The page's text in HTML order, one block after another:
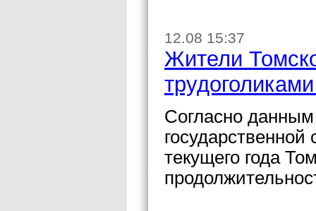
12.08 15:37
Жители
Согласно
государственной
текущего года